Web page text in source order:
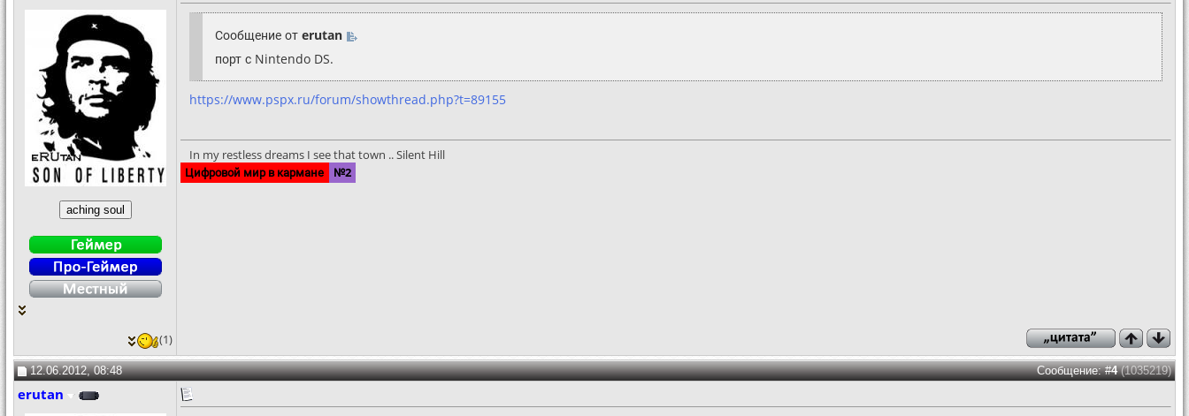
Сообщение от erutan
порт с Nintendo DS.
https://www.pspx.ru/forum/showthread.php?t=89155
In my restless dreams I see that town .. Silent Hill
Цифровой мир в кармане
№2
(1)
12.06.2012, 08:48 Сообщение: #4(1035219)
erutan